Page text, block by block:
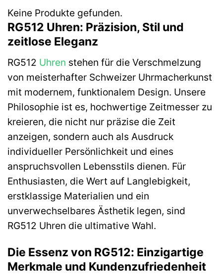
Keine Produkte gefunden.
RG512 Uhren: Präzision, Stil und
zeitlose Eleganz
RG512 Uhren stehen für die Verschmelzung
von meisterhafter Schweizer Uhrmacherkunst
mit modernem, funktionalem Design. Unsere
Philosophie ist es, hochwertige Zeitmesser zu
kreieren, die nicht nur präzise die Zeit
anzeigen, sondern auch als Ausdruck
individueller Persönlichkeit und eines
anspruchsvollen Lebensstils dienen. Für
Enthusiasten, die Wert auf Langlebigkeit,
erstklassige Materialien und ein
unverwechselbares Ästhetik legen, sind
RG512 Uhren die ultimative Wahl.
Die Essenz von RG512: Einzigartige
Merkmale und Kundenzufriedenheit